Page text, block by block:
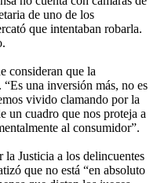
de uno de los
que intentaban robarla.
consideran que la
“Es una inversión más, no es
vivido clamando por la
un cuadro que nos proteja a
al consumidor”.
la Justicia a los delincuentes
que no está “en absoluto